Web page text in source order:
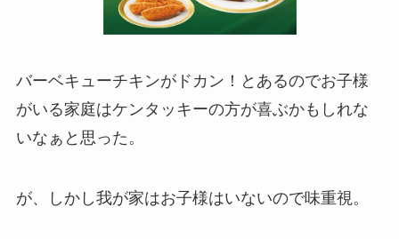
バーベキューチキンがドカン！とあるのでお子様
がいる家庭はケンタッキーの方が喜ぶかもしれな
いなぁと思った。
が、しかし我が家はお子様はいないので味重視。